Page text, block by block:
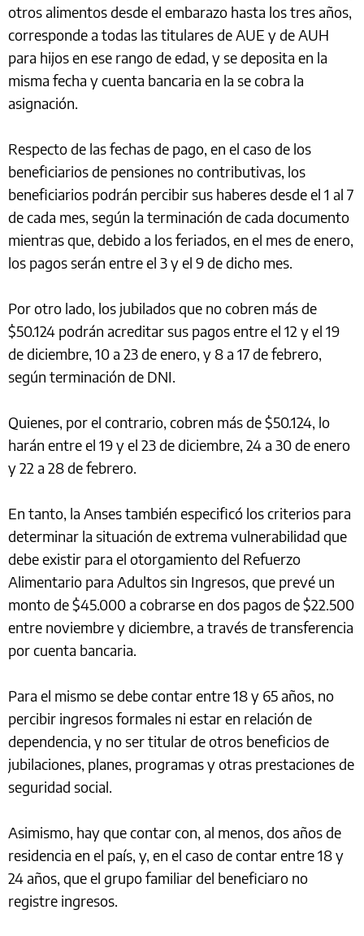
otros alimentos desde el embarazo hasta los tres años,
corresponde a todas las titulares de AUE y de AUH
para hijos en ese rango de edad, y se deposita en la
misma fecha y cuenta bancaria en la se cobra la
asignación.
Respecto de las fechas de pago, en el caso de los
beneficiarios de pensiones no contributivas, los
beneficiarios podrán percibir sus haberes desde el 1 al 7
de cada mes, según la terminación de cada documento
mientras que, debido a los feriados, en el mes de enero,
los pagos serán entre el 3 y el 9 de dicho mes.
Por otro lado, los jubilados que no cobren más de
$50.124 podrán acreditar sus pagos entre el 12 y el 19
de diciembre, 10 a 23 de enero, y 8 a 17 de febrero,
según terminación de DNI.
Quienes, por el contrario, cobren más de $50.124, lo
harán entre el 19 y el 23 de diciembre, 24 a 30 de enero
y 22 a 28 de febrero.
En tanto, la Anses también especificó los criterios para
determinar la situación de extrema vulnerabilidad que
debe existir para el otorgamiento del Refuerzo
Alimentario para Adultos sin Ingresos, que prevé un
monto de $45.000 a cobrarse en dos pagos de $22.500
entre noviembre y diciembre, a través de transferencia
por cuenta bancaria.
Para el mismo se debe contar entre 18 y 65 años, no
percibir ingresos formales ni estar en relación de
dependencia, y no ser titular de otros beneficios de
jubilaciones, planes, programas y otras prestaciones de
seguridad social.
Asimismo, hay que contar con, al menos, dos años de
residencia en el país, y, en el caso de contar entre 18 y
24 años, que el grupo familiar del beneficiaro no
registre ingresos.